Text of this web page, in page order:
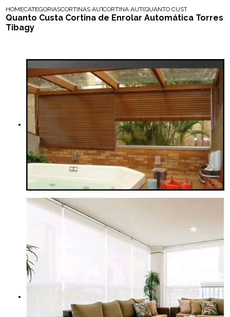
HOMECATEGORIASCORTINAS AUTOMATICASCORTINA AUTOMATICA PARA SACADA
QUANTO CUSTA CORTINA
Quanto Custa Cortina de Enrolar Automática Torres
Tibagy